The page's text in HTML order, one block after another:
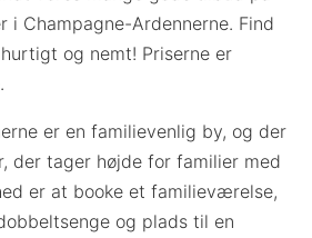
i Champagne-Ardennerne. Find
og nemt! Priserne er
er en familievenlig by, og der
der tager højde for familier med
er at booke et familieværelse,
og plads til en